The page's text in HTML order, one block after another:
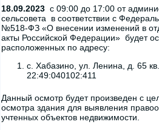
18.09.2023 с 09:00 до 17:00 от
сельсовета в соответствии с
№518-ФЗ «О внесении изменений в
акты Российской Федерации» будет
расположенных по адресу:
с. Хабазино, ул. Ленина, д. 65
22:49:040102:411
Данный осмотр будет произведен с
осмотра здания для выявления
учтенных объектов недвижимости.